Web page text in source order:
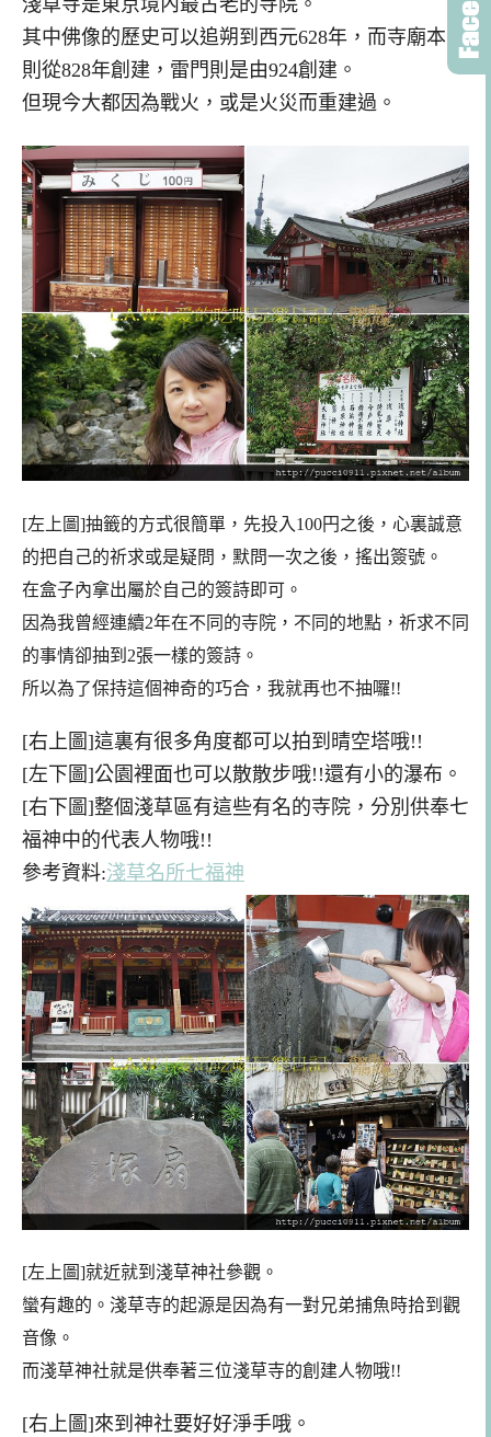
淺草寺是東京境內最古老的寺院。
其中佛像的歷史可以追朔到西元628年，而寺廟本身
則從828年創建，雷門則是由924創建。
但現今大都因為戰火，或是火災而重建過。
[左上圖]抽籤的方式很簡單，先投入100円之後，心裏誠意
的把自己的祈求或是疑問，默問一次之後，搖出簽號。
在盒子內拿出屬於自己的簽詩即可。
因為我曾經連續2年在不同的寺院，不同的地點，祈求不同
的事情卻抽到2張一樣的簽詩。
所以為了保持這個神奇的巧合，我就再也不抽囉!!
[右上圖]這裏有很多角度都可以拍到晴空塔哦!!
[左下圖]公園裡面也可以散散步哦!!還有小的瀑布。
[右下圖]整個淺草區有這些有名的寺院，分別供奉七
福神中的代表人物哦!!
參考資料:淺草名所七福神
[左上圖]就近就到淺草神社參觀 。
蠻有趣的。淺草寺的起源是因為有一對兄弟捕魚時拾到觀
音像。
而淺草神社就是供奉著三位淺草寺的創建人物哦!!
[右上圖]來到神社要好好淨手哦。